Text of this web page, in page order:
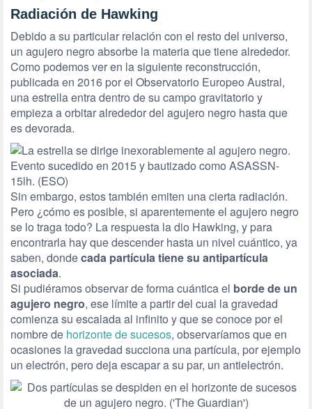
Radiación de Hawking
Debido a su particular relación con el resto del universo,
un agujero negro absorbe la materia que tiene alrededor.
Como podemos ver en la siguiente reconstrucción,
publicada en 2016 por el Observatorio Europeo Austral,
una estrella entra dentro de su campo gravitatorio y
empieza a orbitar alrededor del agujero negro hasta que
es devorada.
Sin embargo, estos también emiten una cierta radiación.
Pero ¿cómo es posible, si aparentemente el agujero negro
se lo traga todo? La respuesta la dio Hawking, y para
encontrarla hay que descender hasta un nivel cuántico, ya
saben, dondecada partícula tiene su antipartícula
asociada.
Si pudiéramos observar de forma cuántica el borde de un
agujero negro, ese límite a partir del cual la gravedad
comienza su escalada al infinito y que se conoce por el
nombre de horizonte de sucesos, observaríamos que en
ocasiones la gravedad succiona una partícula, por ejemplo
un electrón, pero deja escapar a su par, un antielectrón.